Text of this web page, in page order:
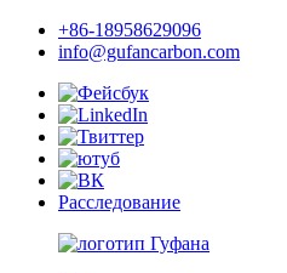
+86-18958629096
info@gufancarbon.com
Расследование